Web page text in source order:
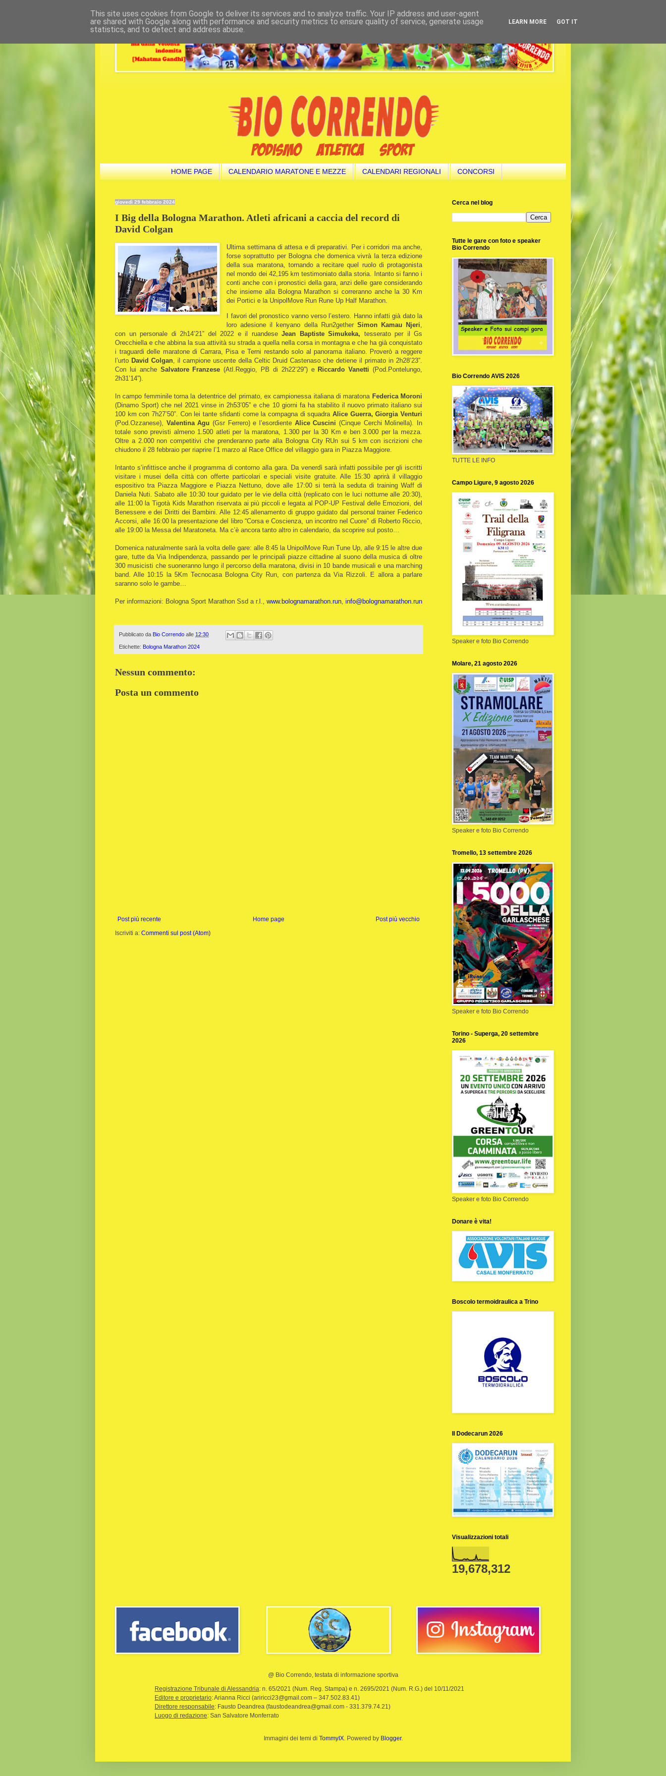
HOME PAGE CALENDARIO MARATONE E MEZZE CALENDARI REGIONALI CONCORSI
giovedì 29 febbraio 2024
I Big della Bologna Marathon. Atleti africani a caccia del record di
David Colgan
Ultima settimana di attesa e di preparativi. Per i corridori ma anche,
forse soprattutto per Bologna che domenica vivrà la terza edizione
della sua maratona, tornando a recitare quel ruolo di protagonista
nel mondo dei 42,195 km testimoniato dalla storia.
Intanto si fanno i
conti anche con i pronostici della gara, anzi delle gare considerando
che insieme alla Bologna Marathon si correranno anche la 30 Km
dei Portici e la UnipolMove Run Rune Up Half Marathon.
I favori del pronostico vanno verso l’estero. Hanno infatti già dato la
loro adesione il kenyano della Run2getherSimon Kamau Njeri,
con un personale di 2h14’21” del 2022 e il ruandeseJean Baptiste Simukeka, tesserato per il Gs
Orecchiella e che abbina la sua attività su strada a quella nella corsa in montagna e che ha già conquistato
i traguardi delle maratone di Carrara, Pisa e Terni restando solo al panorama italiano. Proverò a reggere
l’urto David Colgan, il campione uscente della Celtic Druid Castenaso che detiene il primato in 2h28’23”.
Con lui ancheSalvatore Franzese (Atl.Reggio, PB di 2h22’29”) eRiccardo Vanetti(Pod.Pontelungo,
2h31’14”).
In campo femminile torna la detentrice del primato, ex campionessa italiana di maratona Federica Moroni
(Dinamo Sport) che nel 2021 vinse in 2h53’05” e che 10 giorni fa ha stabilito il nuovo primato italiano sui
100 km con 7h27’50”. Con lei tante sfidanti come la compagna di squadra Alice Guerra, Giorgia Venturi
(Pod.Ozzanese), Valentina Agu (Gsr Ferrero) e l’esordiente Alice Cuscini (Cinque Cerchi Molinella). In
totale sono previsti almeno 1.500 atleti per la maratona, 1.300 per la 30 Km e ben 3.000 per la mezza.
Oltre a 2.000 non competitivi che prenderanno parte alla Bologna City RUn sui 5 km con iscrizioni che
chiudono il 28 febbraio per riaprire l’1 marzo al Race Office del villaggio gara in Piazza Maggiore.
Intanto s’infittisce anche il programma di contorno alla gara. Da venerdì sarà infatti possibile per gli iscritti
visitare i musei della città con offerte particolari e speciali visite gratuite. Alle 15:30 aprirà il villaggio
espositivo tra Piazza Maggiore e Piazza Nettuno, dove alle 17:00 si terrà la seduta di training Waff di
Daniela Nuti. Sabato alle 10:30 tour guidato per le vie della città (replicato con le luci notturne alle 20:30),
alle 11:00 la Tigotà Kids Marathon riservata ai più piccoli e legata al POP-UP Festival delle Emozioni, del
Benessere e dei Diritti dei Bambini. Alle 12:45 allenamento di gruppo guidato dal personal trainer Federico
Accorsi, alle 16:00 la presentazione del libro “Corsa e Coscienza, un incontro nel Cuore” di Roberto Riccio,
alle 19:00 la Messa del Maratoneta. Ma c’è ancora tanto altro in calendario, da scoprire sul posto…
Domenica naturalmente sarà la volta delle gare: alle 8:45 la UnipolMove Run Tune Up, alle 9:15 le altre due
gare, tutte da Via Indipendenza, passando per le principali piazze cittadine al suono della musica di oltre
300 musicisti che suoneranno lungo il percorso della maratona, divisi in 10 bande musicali e una marching
band. Alle 10:15 la 5Km Tecnocasa Bologna City Run, con partenza da Via Rizzoli. E allora a parlare
saranno solo le gambe…
Per informazioni: Bologna Sport Marathon Ssd a r.l., www.bolognamarathon.run, info@bolognamarathon.run
Pubblicato da Bio Correndo alle 12:30
Etichette: Bologna Marathon 2024
Nessun commento:
Posta un commento
Post più recente Post più vecchio
Home page
Iscriviti a: Commenti sul post (Atom)
Cerca nel blog
Tutte le gare con foto e speaker
Bio Correndo
Bio Correndo AVIS 2026
TUTTE LE INFO
Campo Ligure, 9 agosto 2026
Speaker e foto Bio Correndo
Molare, 21 agosto 2026
Speaker e foto Bio Correndo
Tromello, 13 settembre 2026
Speaker e foto Bio Correndo
Torino - Superga, 20 settembre
2026
Speaker e foto Bio Correndo
Donare è vita!
Boscolo termoidraulica a Trino
Il Dodecarun 2026
Visualizzazioni totali
19,678,312
@ Bio Correndo, testata di informazione sportiva
Registrazione Tribunale di Alessandria: n. 65/2021 (Num. Reg. Stampa) e n. 2695/2021 (Num. R.G.) del 10/11/2021
Editore e proprietario: Arianna Ricci (ariricci23@gmail.com – 347.502.83.41)
Direttore responsabile: Fausto Deandrea (faustodeandrea@gmail.com - 331.379.74.21)
Luogo di redazione: San Salvatore Monferrato
Immagini dei temi di TommyIX. Powered by Blogger.
This site uses cookies from Google to deliver its services and to analyze traffic. Your IP address and user-agent
are shared with Google along with performance and security metrics to ensure quality of service, generate usage
statistics, and to detect and address abuse.
LEARN MORE GOT IT